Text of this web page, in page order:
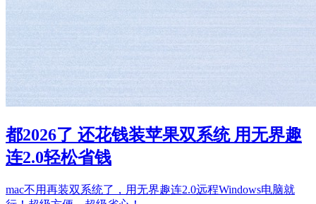
都2026了 还花钱装苹果双系统 用无界趣
连2.0轻松省钱
mac不用再装双系统了，用无界趣连2.0远程Windows电脑就